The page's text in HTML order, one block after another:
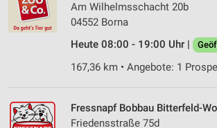
Am Wilhelmsschacht 20b
04552 Borna
Heute 08:00 - 19:00 Uhr |
167,36 km • Angebote: 1
Fressnapf Bobbau Bitterfeld-
Friedensstraße 75d
Analyse von Zielgruppen durch Statistiken
Kombinationen von Daten aus verschiedenen
Quellen
Entwicklung und Verbesserung der
Inhalten
IAB-Besonderheiten: